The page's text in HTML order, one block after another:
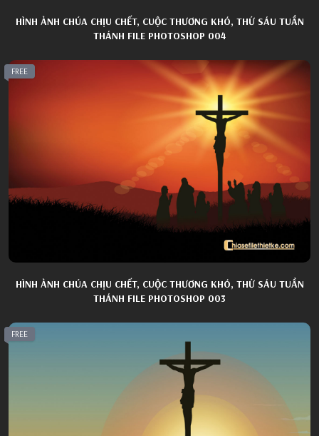
HÌNH ẢNH CHÚA CHỊU CHẾT, CUỘC THƯƠNG KHÓ, THỨ SÁU TUẦN
THÁNH FILE PHOTOSHOP 004
FREE
HÌNH ẢNH CHÚA CHỊU CHẾT, CUỘC THƯƠNG KHÓ, THỨ SÁU TUẦN
THÁNH FILE PHOTOSHOP 003
FREE